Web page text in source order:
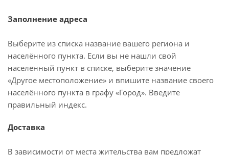
Заполнение адреса
Выберите из списка название вашего региона и
населённого пункта. Если вы не нашли свой
населённый пункт в списке, выберите значение
«Другое местоположение» и впишите название своего
населённого пункта в графу «Город». Введите
правильный индекс.
Доставка
В зависимости от места жительства вам предложат